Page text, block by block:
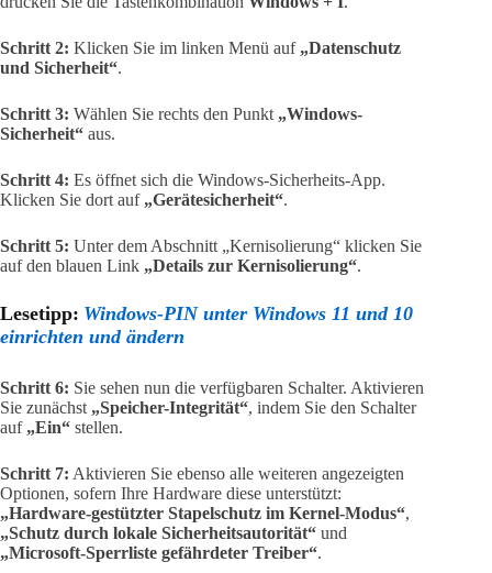
Schritt 2: Klicken Sie im linken Menü auf „Datenschutz
und Sicherheit“.
Schritt 3: Wählen Sie rechts den Punkt „Windows-
Sicherheit“ aus.
Schritt 4: Es öffnet sich die Windows-Sicherheits-App.
Klicken Sie dort auf „Gerätesicherheit“.
Schritt 5: Unter dem Abschnitt „Kernisolierung“ klicken Sie
auf den blauen Link „Details zur Kernisolierung“.
Lesetipp: Windows-PIN unter Windows 11 und 10
einrichten und ändern
Schritt 6: Sie sehen nun die verfügbaren Schalter. Aktivieren
Sie zunächst „Speicher-Integrität“, indem Sie den Schalter
auf „Ein“ stellen.
Schritt 7: Aktivieren Sie ebenso alle weiteren angezeigten
Optionen, sofern Ihre Hardware diese unterstützt:
„Hardware-gestützter Stapelschutz im Kernel-Modus“,
„Schutz durch lokale Sicherheitsautorität“ und
„Microsoft-Sperrliste gefährdeter Treiber“.